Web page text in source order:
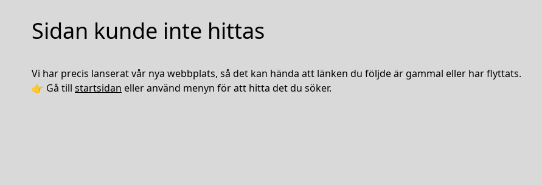
Sidan kunde inte hittas
Vi har precis lanserat vår nya webbplats, så det kan hända att länken du följde är gammal eller har flyttats.
👉 Gå till startsidan eller använd menyn för att hitta det du söker.